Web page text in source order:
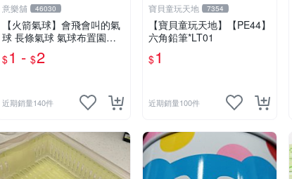
意樂舖 46030
【火箭氣球】會飛會叫的氣
球 長條氣球 氣球布置園遊
會氣球 生日派對氣球 彩色
氣球☆意樂鋪☆
$1 - $2
近期銷量140件
寶貝童玩天地 7354
【寶貝童玩天地】【PE44】
六角鉛筆*LT01
$1
近期銷量100件